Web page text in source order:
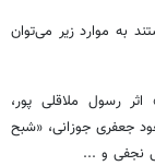
به موارد زیر می‌توان
رسول ملاقلی پور،
جعفری جوزانی، «شبح
نجفی و ...